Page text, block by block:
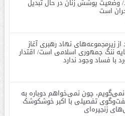
پوشش زنان در حال تبدیل
است
از زیرمجموعه‌های نهاد رهبری آغاز
ننگ جمهوری اسلامی است/ اقتدار
با فساد وجود ندارد
چون نمی‌خواهم دوباره به
تفصیلی با اکبر خوشکوشک
زنجیره‌ای